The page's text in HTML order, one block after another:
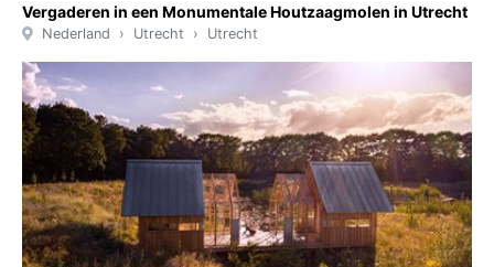
Vergaderen in een Monumentale Houtzaagmolen in Utrecht
Nederland Utrecht Utrecht